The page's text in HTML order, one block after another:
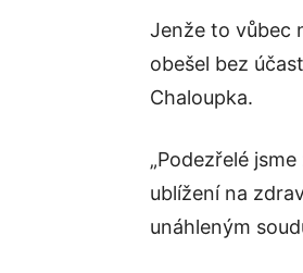
Jenže to vůbec
obešel bez
Chaloupka.
„Podezřelé
ublížení na
unáhleným